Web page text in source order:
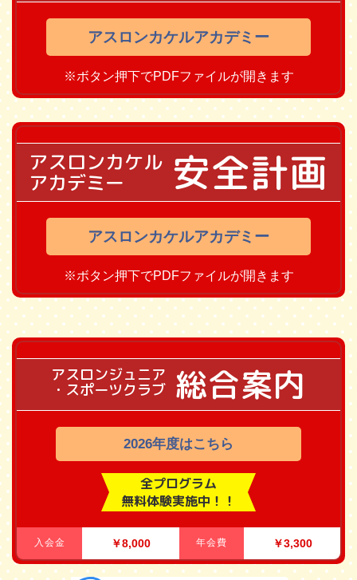
アスロンカケルアカデミー
※ボタン押下でPDFファイルが開きます
アスロンカケル
アカデミー 安全計画
アスロンカケルアカデミー
※ボタン押下でPDFファイルが開きます
アスロンジュニア
・スポーツクラブ 総合案内
2026年度はこちら
全プログラム
無料体験実施中！！
入会金 ￥8,000 年会費 ￥3,300